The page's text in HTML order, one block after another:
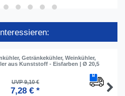
Getränkekühler, Weinkühler,
aus Kunststoff - Eisfarben | Ø 20,5
UVP 9,10 €
7,28 € *